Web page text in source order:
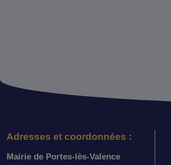
Adresses et coordonnées :
Mairie de Portes-lès-Valence